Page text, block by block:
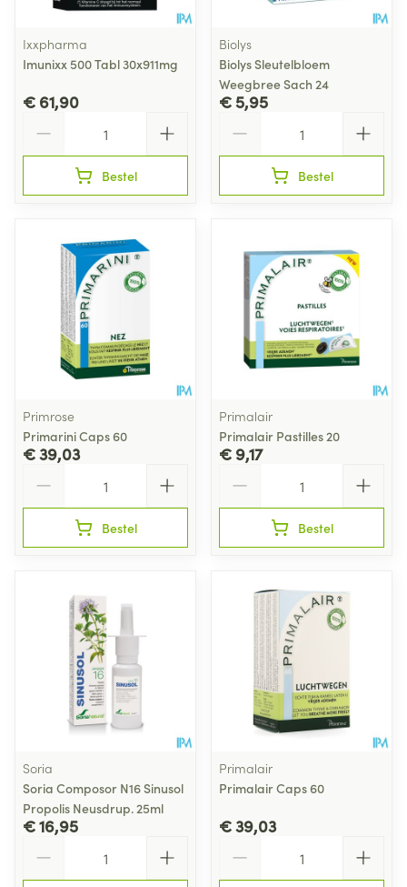
Ixxpharma
Imunixx 500 Tabl 30x911mg
€ 61,90
Bestel
Biolys
Biolys Sleutelbloem
Weegbree Sach 24
€ 5,95
Bestel
Primrose
Primarini Caps 60
€ 39,03
Bestel
Primalair
Primalair Pastilles 20
€ 9,17
Bestel
Soria
Soria Composor N16 Sinusol
Propolis Neusdrup. 25ml
€ 16,95
Primalair
Primalair Caps 60
€ 39,03